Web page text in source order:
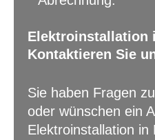
Elektroinstallation
Kontaktieren Sie
Sie haben Fragen
oder wünschen ein
Elektroinstallation in